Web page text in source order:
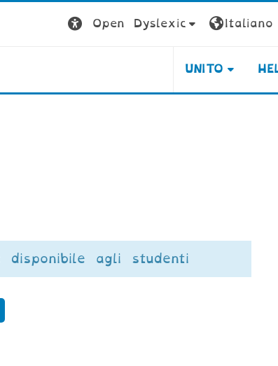
Open Dyslexic
UNITO
agli studenti